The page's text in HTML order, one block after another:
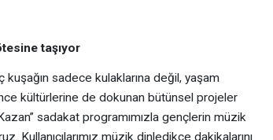
taşıyor
sadece kulaklarına değil, yaşam
kültürlerine de dokunan bütünsel projeler
Kazan” sadakat programımızla gençlerin müzik